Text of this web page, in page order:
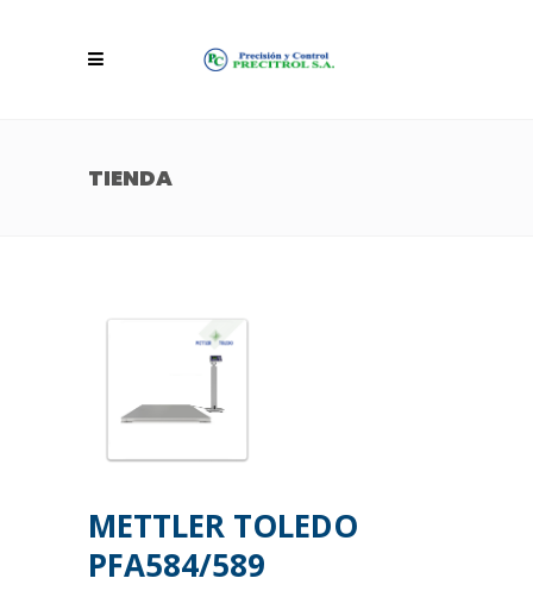
TIENDA
METTLER TOLEDO
PFA584/589